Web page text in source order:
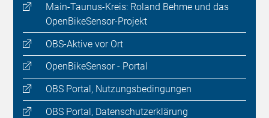
Main-Taunus-Kreis: Roland Behme und das
OpenBikeSensor-Projekt
OBS-Aktive vor Ort
OpenBikeSensor - Portal
OBS Portal, Nutzungsbedingungen
OBS Portal, Datenschutzerklärung